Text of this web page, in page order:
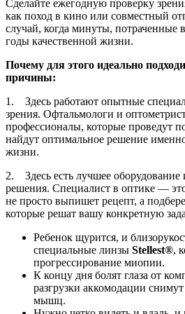
Сделайте ежегодную проверку
как поход в кино или совместный
случай, когда минуты, потраченные
годы качественной жизни.
Почему для этого идеально
причины:
1. Здесь работают опытные
зрения. Офтальмологи и
профессионалы, которые проведут
найдут оптимальное решение
жизни.
2. Здесь есть лучшее оборудование
решения. Специалист в оптике —
не просто выпишет рецепт, а
которые решат вашу конкретную
Ребенок щурится, и
специальные линзы Stellest®,
прогрессирование миопии.
К концу дня болят глаза от
разгрузки аккомодации
мышц.